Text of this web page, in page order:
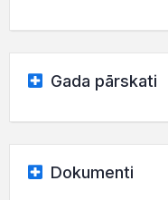
Gada pārskati
Dokumenti